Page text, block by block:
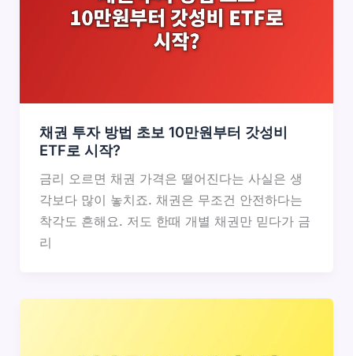
채권 투자 방법 초보 10만원부터 갓성비
ETF로 시작?
금리 오르면 채권 가격은 떨어진다는 사실은 생
각보다 많이 놓치죠. 채권은 무조건 안전하다는
착각도 흔해요. 저도 한때 개별 채권만 믿다가 금
리